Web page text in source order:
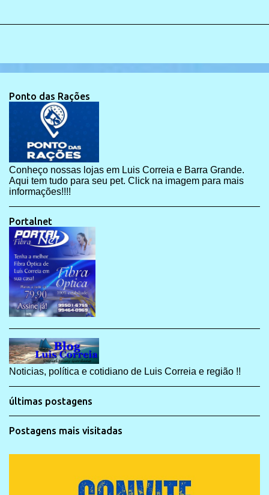
Ponto das Rações
Conheço nossas lojas em Luis Correia e Barra Grande.
Aqui tem tudo para seu pet. Click na imagem para mais
informações!!!!
Portalnet
Noticias, política e cotidiano de Luis Correia e região !!
últimas postagens
Postagens mais visitadas